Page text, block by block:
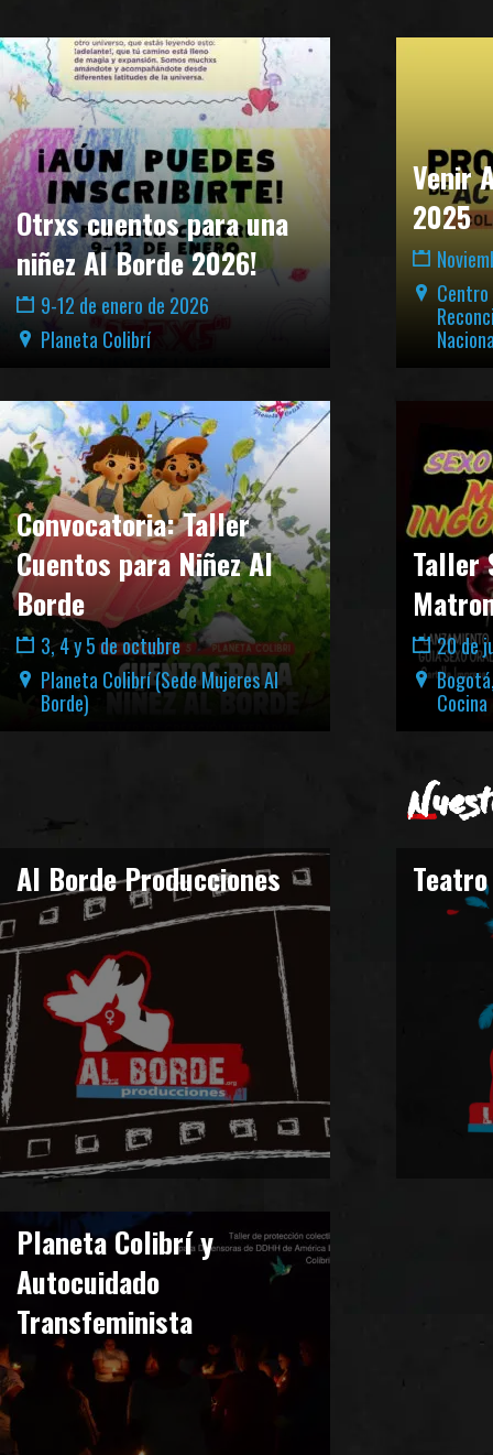
Otrxs cuentos para una
niñez Al Borde 2026!
9-12 de enero de 2026
Planeta Colibrí
Venir
2025
Centro
Convocatoria: Taller
Cuentos para Niñez Al
Borde
3, 4 y 5 de octubre
Planeta Colibrí (Sede Mujeres Al
Borde)
Taller
20 de
Al Borde Producciones
Planeta Colibrí y
Autocuidado
Transfeminista